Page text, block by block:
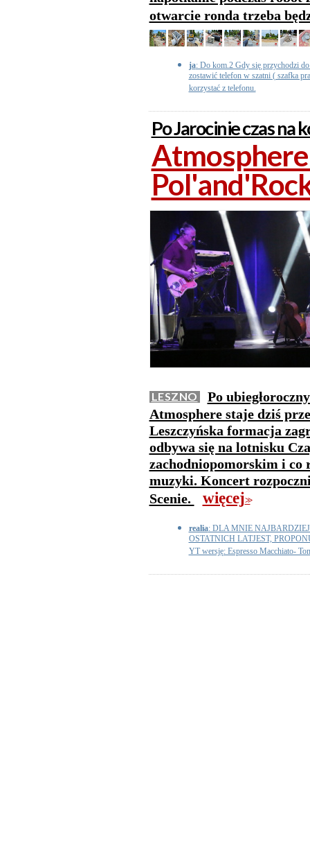
otwarcie ronda trzeba
ja: Do kom.2 Gdy się przychodzi
zostawić telefon w szatni ( szafka
korzystać z telefonu.
Po Jarocinie czas na
Atmosphere
LESZNO
Po
Atmosphere staje dziś
Leszczyńska formacja
odbywa się na lotnisku
zachodniopomorskim i co
muzyki. Koncert
Scenie.
więcej>>
realia: DLA MNIE
OSTATNICH LATJEST,
YT wersję: Espresso Macchiato-